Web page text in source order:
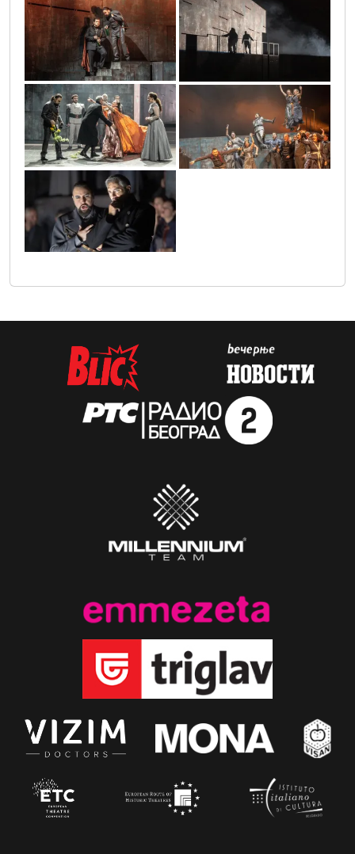
untitled123 untitled12
untitled untitled76
untitled1